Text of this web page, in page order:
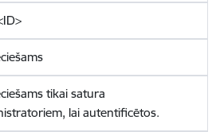
tikai satura
lai autentificētos.